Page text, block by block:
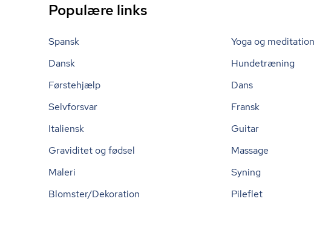
Populære links
Spansk Yoga og meditation
Dansk
Hundetræning
Førstehjælp
Dans
Selvforsvar
Fransk
Italiensk
Guitar
Graviditet og fødsel
Massage
Maleri
Syning
Blomster/Dekoration
Pileflet